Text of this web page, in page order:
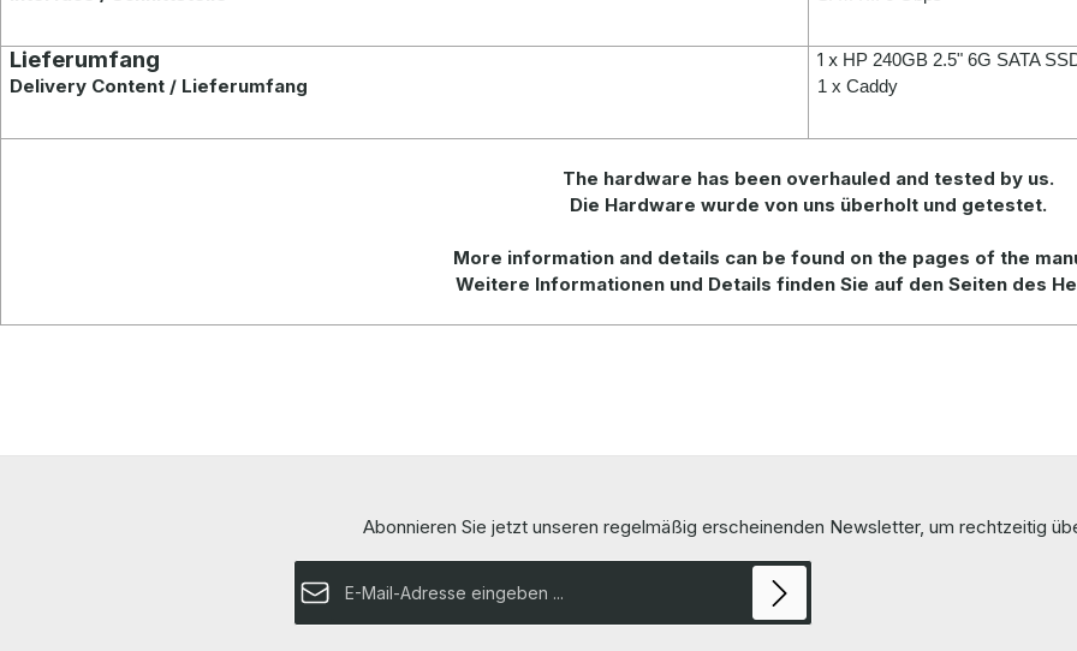
Lieferumfang
Delivery Content / Lieferumfang
1 x HP 240GB 2.5" 6G SATA
1 x Caddy
The hardware has been overhauled and tested by us.
Die Hardware wurde von uns überholt und getestet.
More information and details can be found on the pages of the
Weitere Informationen und Details finden Sie auf den Seiten des
Abonnieren Sie jetzt unseren regelmäßig erscheinenden Newsletter, um rechtzeitig
E-Mail-Adresse*